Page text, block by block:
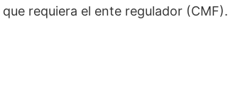
requiera el ente regulador (CMF).